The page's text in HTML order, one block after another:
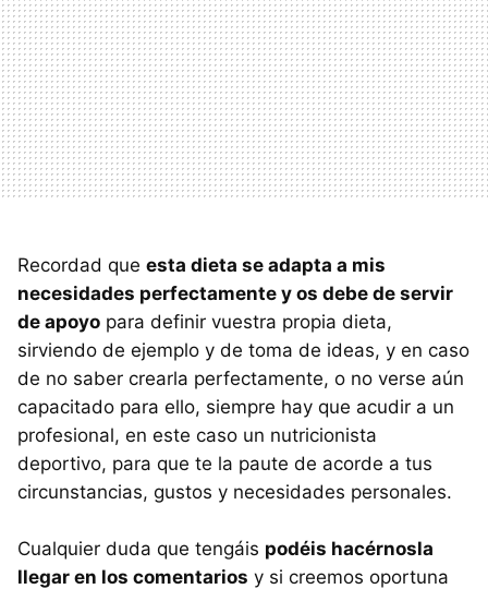
Recordad que esta dieta se adapta a mis
necesidades perfectamente y os debe de servir
de apoyo para definir vuestra propia dieta,
sirviendo de ejemplo y de toma de ideas, y en caso
de no saber crearla perfectamente, o no verse aún
capacitado para ello, siempre hay que acudir a un
profesional, en este caso un nutricionista
deportivo, para que te la paute de acorde a tus
circunstancias, gustos y necesidades personales.
Cualquier duda que tengáis podéis hacérnosla
llegar en los comentarios y si creemos oportuna